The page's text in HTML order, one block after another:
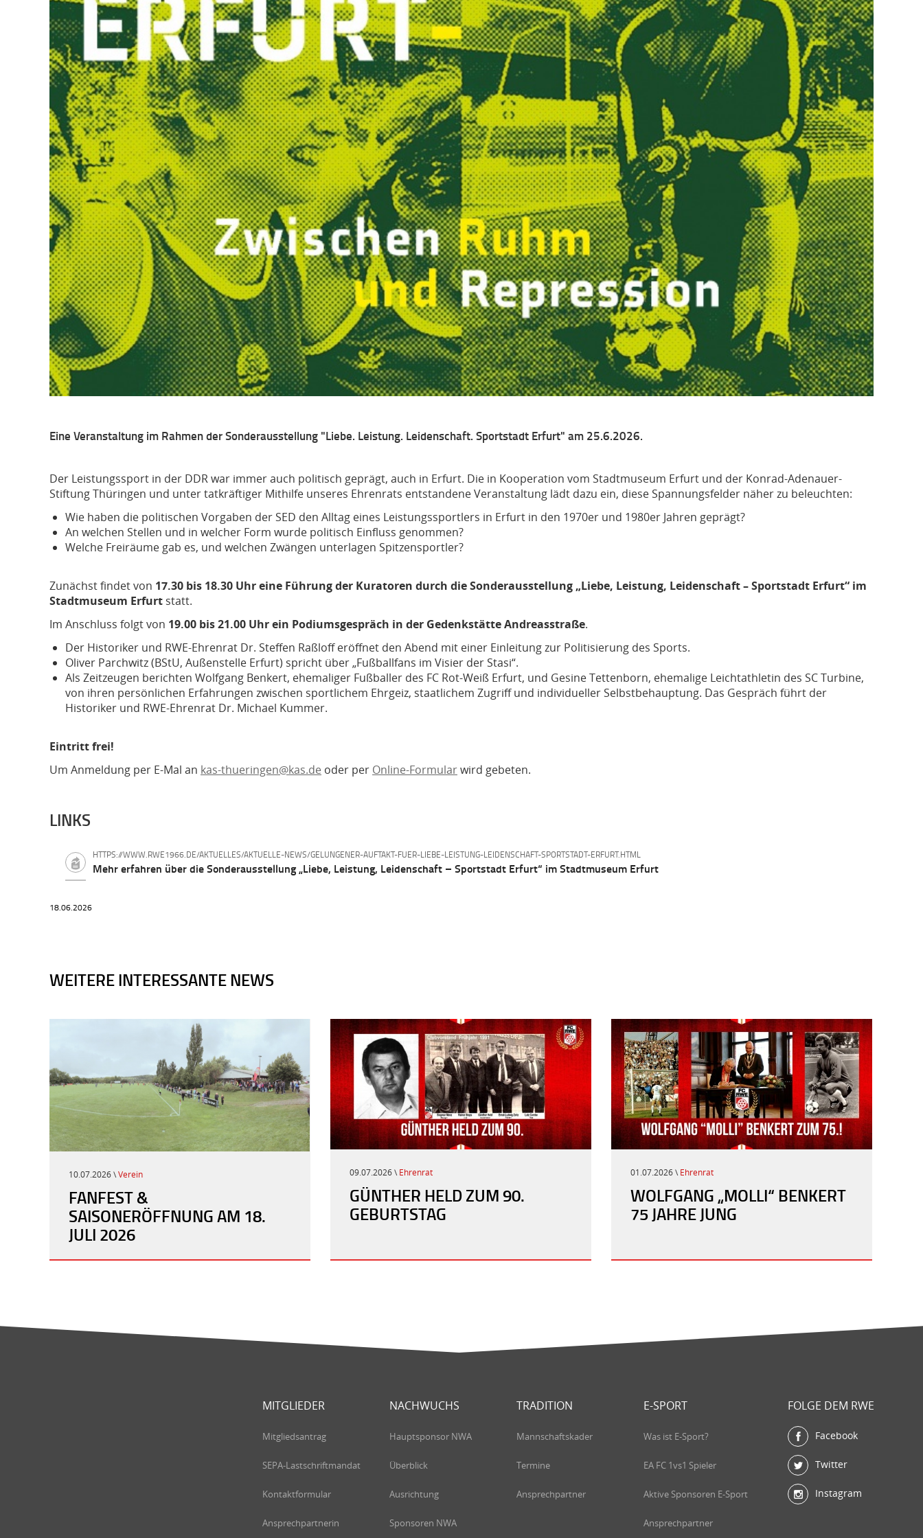
Eine Veranstaltung im Rahmen der Sonderausstellung "Liebe. Leistung. Leidenschaft. Sportstadt Erfurt" am 25.6.2026.
Der Leistungssport in der DDR war immer auch politisch geprägt, auch in Erfurt. Die in Kooperation vom Stadtmuseum Erfurt und der Konrad-Adenauer-
Stiftung Thüringen und unter tatkräftiger Mithilfe unseres Ehrenrats entstandene Veranstaltung lädt dazu ein, diese Spannungsfelder näher zu beleuchten:
Wie haben die politischen Vorgaben der SED den Alltag eines Leistungssportlers in Erfurt in den 1970er und 1980er Jahren geprägt?
An welchen Stellen und in welcher Form wurde politisch Einfluss genommen?
Welche Freiräume gab es, und welchen Zwängen unterlagen Spitzensportler?
Zunächst findet von 17.30 bis 18.30 Uhr eine Führung der Kuratoren durch die Sonderausstellung „Liebe, Leistung, Leidenschaft – Sportstadt Erfurt“ im
Stadtmuseum Erfurt statt.
Im Anschluss folgt von 19.00 bis 21.00 Uhr ein Podiumsgespräch in der Gedenkstätte Andreasstraße.
Der Historiker und RWE-Ehrenrat Dr. Steffen Raßloff eröffnet den Abend mit einer Einleitung zur Politisierung des Sports.
Oliver Parchwitz (BStU, Außenstelle Erfurt) spricht über „Fußballfans im Visier der Stasi“.
Als Zeitzeugen berichten Wolfgang Benkert, ehemaliger Fußballer des FC Rot-Weiß Erfurt, und Gesine Tettenborn, ehemalige Leichtathletin des SC Turbine,
von ihren persönlichen Erfahrungen zwischen sportlichem Ehrgeiz, staatlichem Zugriff und individueller Selbstbehauptung. Das Gespräch führt der
Historiker und RWE-Ehrenrat Dr. Michael Kummer.
Eintritt frei!
Um Anmeldung per E-Mal an kas-thueringen@kas.de oder per Online-Formularwird gebeten.
LINKS
HTTPS://WWW.RWE1966.DE/AKTUELLES/AKTUELLE-NEWS/GELUNGENER-AUFTAKT-FUER-LIEBE-LEISTUNG-LEIDENSCHAFT-SPORTSTADT-ERFURT.HTML
Mehr erfahren über die Sonderausstellung „Liebe, Leistung, Leidenschaft – Sportstadt Erfurt“ im Stadtmuseum Erfurt
18.06.2026
WEITERE INTERESSANTE NEWS
10.07.2026 \Verein
FANFEST &
SAISONERÖFFNUNG AM 18.
JULI 2026
09.07.2026 \ Ehrenrat
GÜNTHER HELD ZUM 90.
GEBURTSTAG
01.07.2026 \ Ehrenrat
WOLFGANG „MOLLI“ BENKERT
75 JAHRE JUNG
MITGLIEDER
Mitgliedsantrag
SEPA-Lastschriftmandat
Kontaktformular
Ansprechpartnerin
NACHWUCHS
Hauptsponsor NWA
Überblick
Ausrichtung
Sponsoren NWA
TRADITION
Mannschaftskader
Termine
Ansprechpartner
E-SPORT
Was ist E-Sport?
EA FC 1vs1 Spieler
Aktive Sponsoren E-Sport
Ansprechpartner
FOLGE DEM RWE
Facebook
Twitter
Instagram